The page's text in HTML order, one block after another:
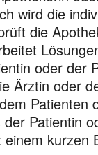
wird die
die
oder der
Ärztin oder
Patienten
Patientin
kurzen